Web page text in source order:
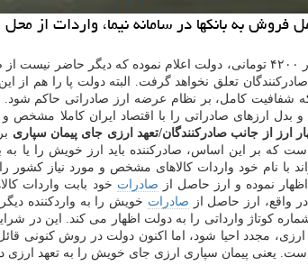
به بانكها در سامانه نیما، واردات از
به گزارش مستر كار به نقل از مهر، پس از اجرای نظام ارز تك نرخی از جانب دولت با
تعلق نخواهد گرفت. البته دولت پا را هم از
شفافیت كامل، بر نظام عرضه ارز صادراتی حاكم
بدل ارزهای صادراتی را با اقتصاد ایران كاملا
ارز از جانب صادركنندگان/تعهد ارزی جای پیمان سپاری
كه بر این اساس، صادركننده باید ارز خویش را
با نام خود واردات كالاهای مشخص و مورد نیاز كشور
نموده و ارز حاصل از صادرات خود بابت واردات
واقع، ارز حاصل از صادرات خویش را به واردكننده
كوتاژ وارداتی را به دولت اظهار می كند. این در
ارزی، مجدد احیا شود، اما اكنون دولت در روش
یعنی پیمان سپاری ارزی جای خویش را به تعهد ارزی